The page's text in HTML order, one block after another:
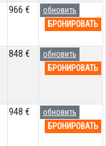
966 €
обновить
БРОНИРОВАТЬ
848 €
обновить
БРОНИРОВАТЬ
948 €
обновить
БРОНИРОВАТЬ